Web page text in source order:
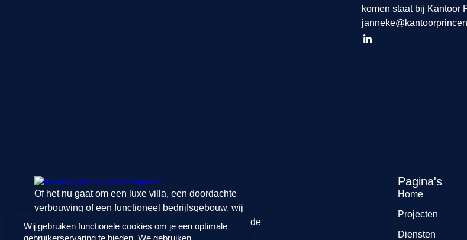
komen staat bij Kantoor
Of het nu gaat om een luxe villa, een doordachte
verbouwing of een functioneel bedrijfsgebouw, wij
vertalen jouw ideeën naar een ontwerp dat werkt in de
praktijk én raakt in gevoel.
Pagina's
Home
Projecten
Diensten
Wij gebruiken functionele cookies om je een optimale
gebruikerservaring te bieden. We gebruiken